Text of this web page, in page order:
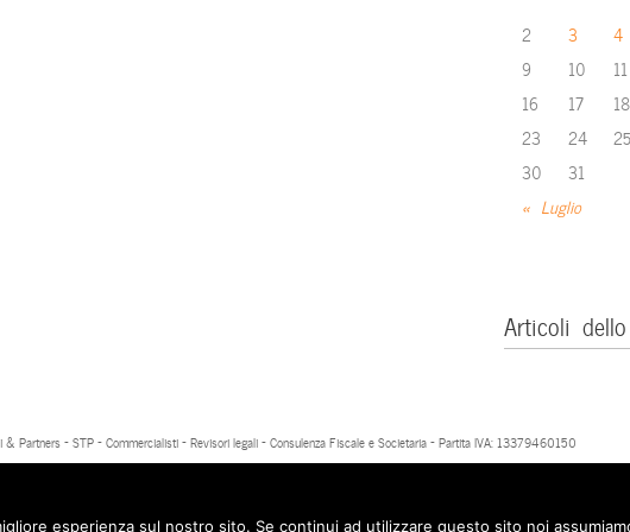
« Luglio
2
3 4
9
10 11
16
17 18
23
24 25
30
31
Articoli
& Partners - STP - Commercialisti - Revisori legali - Consulenza Fiscale e Societaria - Partita IVA: 13379460150
esperienza sul nostro sito. Se continui ad utilizzare questo sito noi